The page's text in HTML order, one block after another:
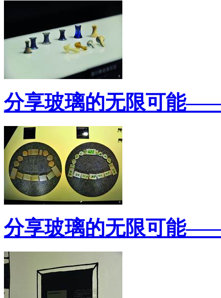
分享玻璃的无限可能
分享玻璃的无限可能